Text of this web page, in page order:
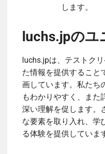
します。
luchs.jpのユ
luchs.jpは、テストク
た情報を提供すること
画しています。私たち
もわかりやすく、また
深い理解を促します。
な要素を取り入れ、学
る体験を提供していま